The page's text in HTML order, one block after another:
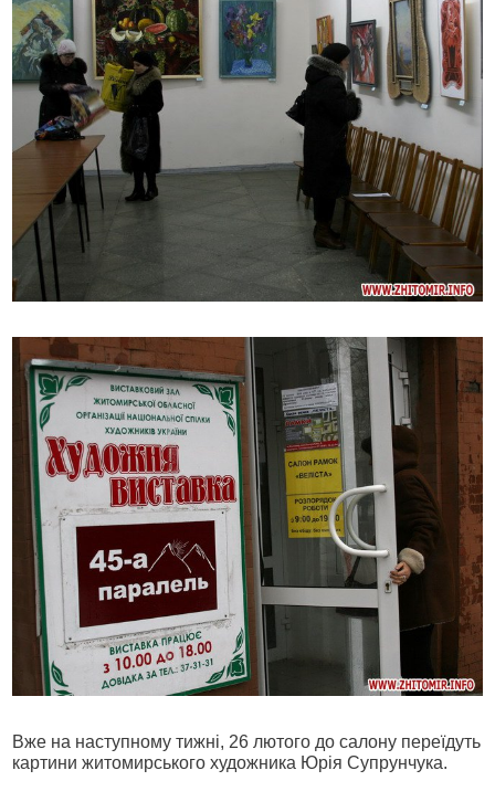
Вже на наступному тижні, 26 лютого до салону переїдуть
картини житомирського художника Юрія Супрунчука.